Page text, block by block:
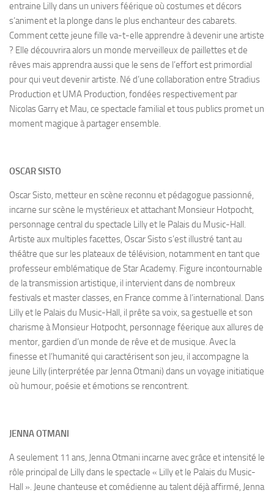
entraine Lilly dans un univers féérique où costumes et décors
s’animent et la plonge dans le plus enchanteur des cabarets.
Comment cette jeune fille va-t-elle apprendre à devenir une artiste
? Elle découvrira alors un monde merveilleux de paillettes et de
rêves mais apprendra aussi que le sens de l’effort est primordial
pour qui veut devenir artiste. Né d’une collaboration entre Stradius
Production et UMA Production, fondées respectivement par
Nicolas Garry et Mau, ce spectacle familial et tous publics promet un
moment magique à partager ensemble.
OSCAR SISTO
Oscar Sisto, metteur en scène reconnu et pédagogue passionné,
incarne sur scène le mystérieux et attachant Monsieur Hotpocht,
personnage central du spectacle Lilly et le Palais du Music-Hall.
Artiste aux multiples facettes, Oscar Sisto s’est illustré tant au
théâtre que sur les plateaux de télévision, notamment en tant que
professeur emblématique de Star Academy. Figure incontournable
de la transmission artistique, il intervient dans de nombreux
festivals et master classes, en France comme à l’international. Dans
Lilly et le Palais du Music-Hall, il prête sa voix, sa gestuelle et son
charisme à Monsieur Hotpocht, personnage féerique aux allures de
mentor, gardien d’un monde de rêve et de musique. Avec la
finesse et l’humanité qui caractérisent son jeu, il accompagne la
jeune Lilly (interprétée par Jenna Otmani) dans un voyage initiatique
où humour, poésie et émotions se rencontrent.
JENNA OTMANI
A seulement 11 ans, Jenna Otmani incarne avec grâce et intensité le
rôle principal de Lilly dans le spectacle « Lilly et le Palais du Music-
Hall ». Jeune chanteuse et comédienne au talent déjà affirmé, Jenna